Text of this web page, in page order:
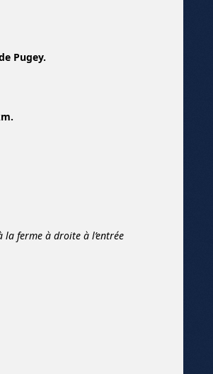
Pugey.
la ferme à droite à l’entrée